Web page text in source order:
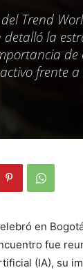
Trend
detalló la
frente
en
fue
(IA), su